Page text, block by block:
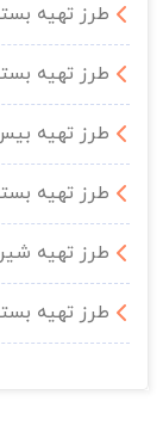
طرز تهیه
طرز تهیه
طرز تهیه
طرز تهیه
طرز تهیه شیر
طرز تهیه